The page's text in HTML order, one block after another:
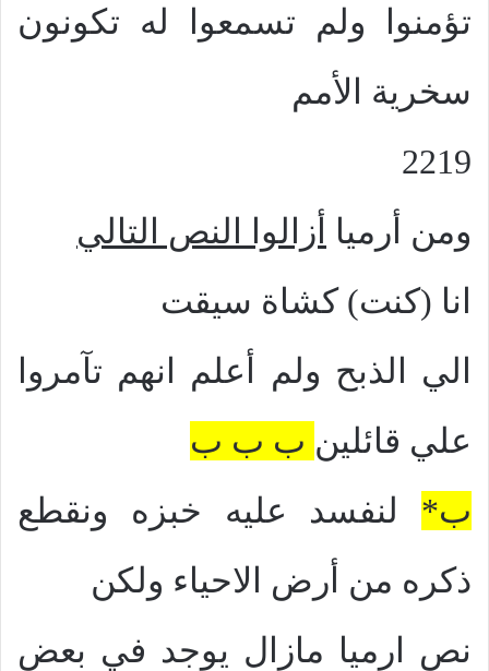
تؤمنوا ولم تسمعوا له تكونون
سخرية الأمم
2219
ومن أرميا أزالوا النص التالي
انا (كنت) كشاة سيقت
الي الذبح ولم أعلم انهم تآمروا
علي قائلين ب ب ب
ب*
لنفسد عليه خبزه ونقطع
ذكره من أرض الاحياء ولكن
نص ارميا مازال يوجد في بعض